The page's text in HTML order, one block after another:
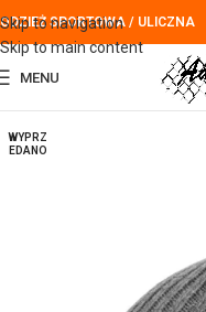
Skip to navigation
Skip to main content
ODZIEŻ SPORTOWA / ULICZNA
MENU
WYPRZ
EDANO